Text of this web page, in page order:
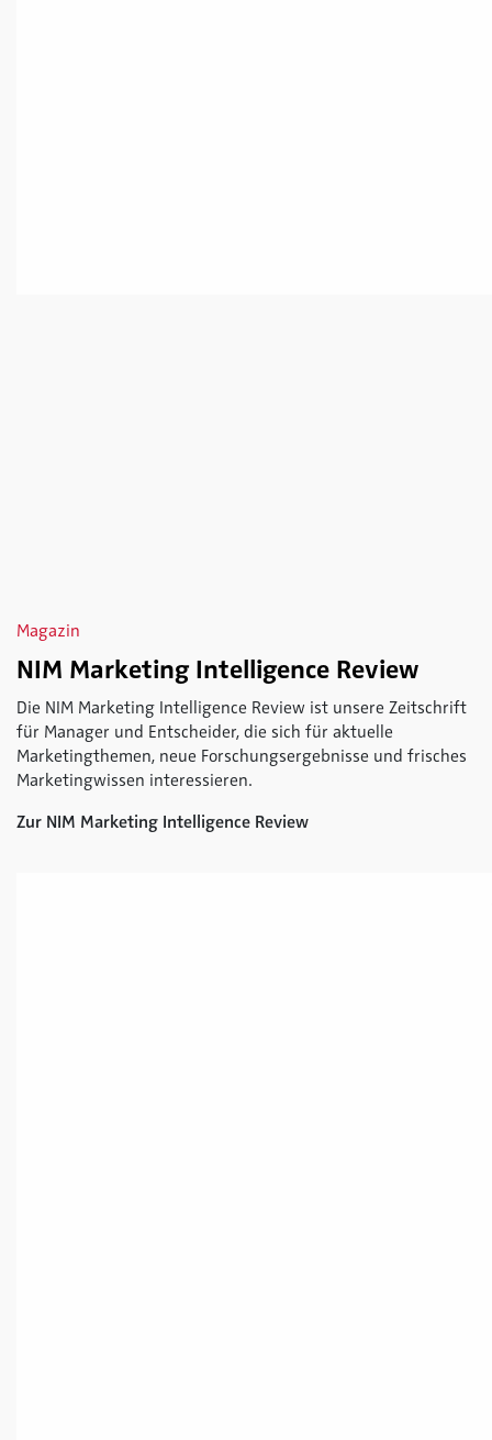
Magazin
NIM Marketing Intelligence Review
Die NIM Marketing Intelligence Review ist unsere Zeitschrift
für Manager und Entscheider, die sich für aktuelle
Marketingthemen, neue Forschungsergebnisse und frisches
Marketingwissen interessieren.
Zur NIM Marketing Intelligence Review